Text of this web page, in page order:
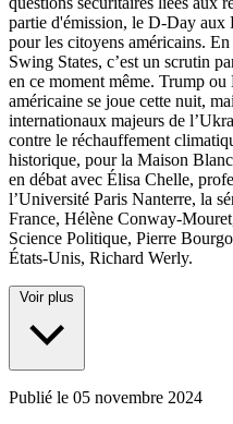
partie d'émission, le D-Day
pour les citoyens américains.
Swing States, c’est un scrutin
en ce moment même. Trump
américaine se joue cette nuit,
internationaux majeurs de
contre le réchauffement
historique, pour la Maison
en débat avec Élisa Chelle,
l’Université Paris Nanterre, la
France, Hélène Conway-
Science Politique, Pierre
États-Unis, Richard Werly.
Voir plus
Publié le 05 novembre 2024